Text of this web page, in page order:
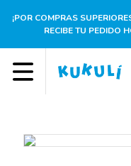
¡POR COMPRAS
RECIBE TU PEDIDO